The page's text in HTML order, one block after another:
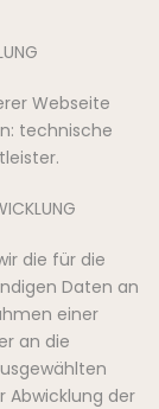
Webseite
technische
die für die
Daten an
einer
an die
Abwicklung der